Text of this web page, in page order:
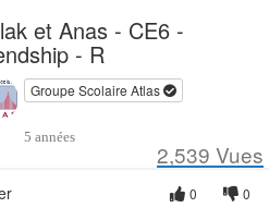
et Anas - CE6 -
- R
Groupe Scolaire Atlas
5 années
2,539 Vues
0
0